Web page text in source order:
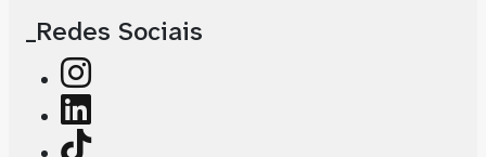
_Redes Sociais